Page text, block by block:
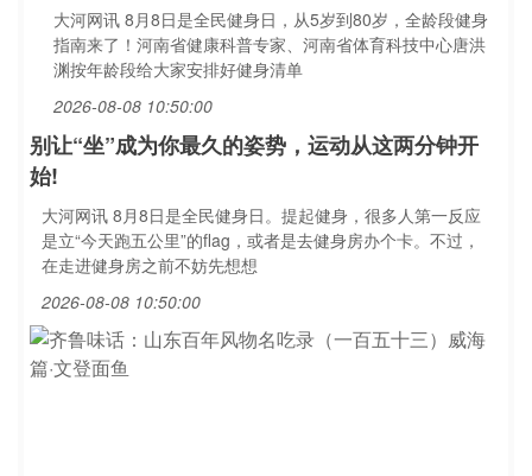
大河网讯 8月8日是全民健身日，从5岁到80岁，全龄段健身
指南来了！河南省健康科普专家、河南省体育科技中心唐洪
渊按年龄段给大家安排好健身清单
2026-08-08 10:50:00
别让“坐”成为你最久的姿势，运动从这两分钟开
始!
大河网讯 8月8日是全民健身日。提起健身，很多人第一反应
是立“今天跑五公里”的flag，或者是去健身房办个卡。不过，
在走进健身房之前不妨先想想
2026-08-08 10:50:00